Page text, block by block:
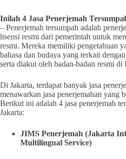
Inilah 4 Jasa Penerjemah
– Penerjemah tersumpah adalah
lisensi resmi dari pemerintah untuk
resmi. Mereka memiliki pengetahuan
bahasa dan budaya yang terkait
serta diakui oleh badan-badan resmi di
Di Jakarta, terdapat banyak jasa
menawarkan jasa penerjemahan yang
Berikut ini adalah 4 jasa penerjemah
Jakarta:
JIMS Penerjemah (Jakarta
Multilingual Service)